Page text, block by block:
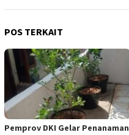
POS TERKAIT
Pemprov DKI Gelar Penanaman